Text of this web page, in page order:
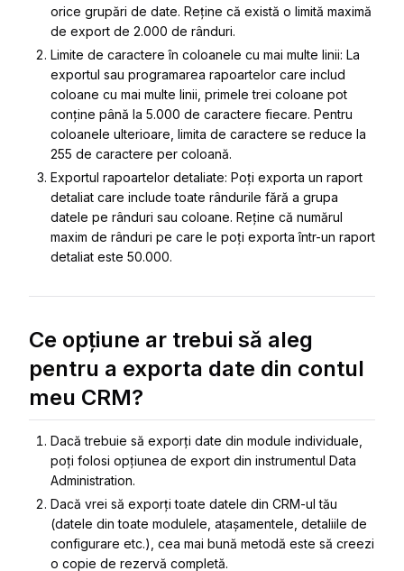
orice grupări de date. Reține că există o limită maximă
de export de 2.000 de rânduri.
Limite de caractere în coloanele cu mai multe linii: La
exportul sau programarea rapoartelor care includ
coloane cu mai multe linii, primele trei coloane pot
conține până la 5.000 de caractere fiecare. Pentru
coloanele ulterioare, limita de caractere se reduce la
255 de caractere per coloană.
Exportul rapoartelor detaliate: Poți exporta un raport
detaliat care include toate rândurile fără a grupa
datele pe rânduri sau coloane. Reține că numărul
maxim de rânduri pe care le poți exporta într-un raport
detaliat este 50.000.
Ce opțiune ar trebui să aleg
pentru a exporta date din contul
meu CRM?
Dacă trebuie să exporți date din module individuale,
poți folosi opțiunea de export din instrumentul Data
Administration.
Dacă vrei să exporți toate datele din CRM-ul tău
(datele din toate modulele, atașamentele, detaliile de
configurare etc.), cea mai bună metodă este să creezi
o copie de rezervă completă.